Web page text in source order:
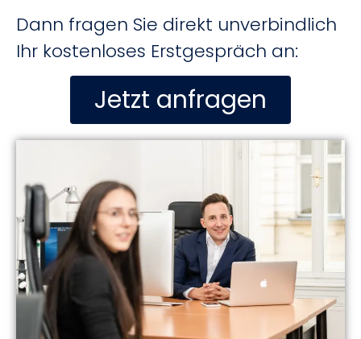
Dann fragen Sie direkt unverbindlich
Ihr kostenloses Erstgespräch an:
Jetzt anfragen